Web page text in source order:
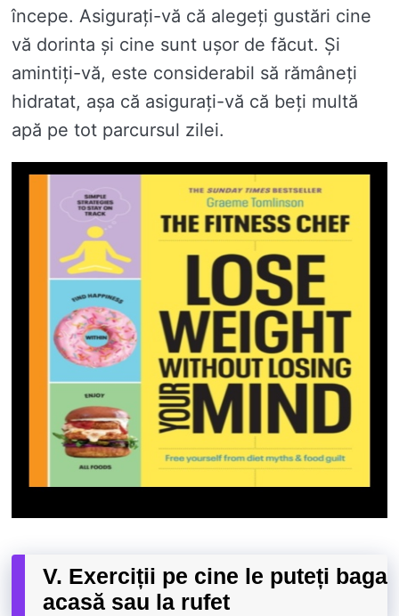
începe. Asigurați-vă că alegeți gustări cine
vă dorinta și cine sunt ușor de făcut. Și
amintiți-vă, este considerabil să rămâneți
hidratat, așa că asigurați-vă că beți multă
apă pe tot parcursul zilei.
V. Exerciții pe cine le puteți baga
acasă sau la rufet